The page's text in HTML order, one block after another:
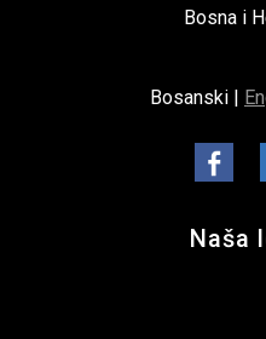
Bosna i
Bosanski |
Naša